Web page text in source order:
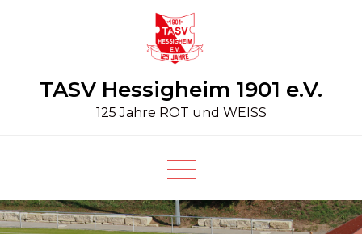
TASV Hessigheim 1901 e.V.
125 Jahre ROT und WEISS